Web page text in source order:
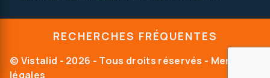
RECHERCHES FRÉQUENTES
© Vistalid - 2026 - Tous droits réservés - Mentions
légales